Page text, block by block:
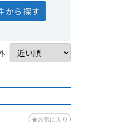
から探す
お気に入り